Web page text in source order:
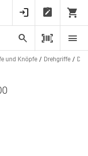
und Knöpfe Drehgriffe